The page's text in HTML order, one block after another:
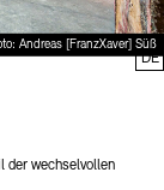
Andreas [FranzXaver] Süß
der wechselvollen
DE